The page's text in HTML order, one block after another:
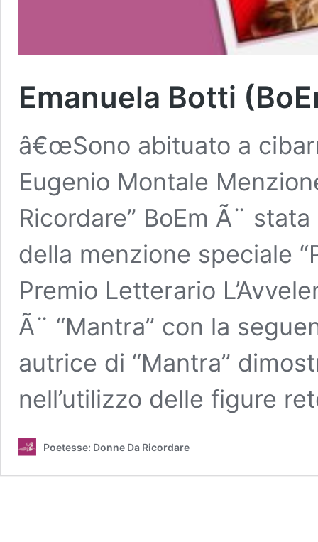
Emanuela Botti
â€œSono abituato a
Eugenio Montale
Ricordare” BoEm Ã¨
della menzione speciale
Premio Letterario
Ã¨ “Mantra” con la
autrice di “Mantra”
nell’utilizzo delle figure
Poetesse: Donne Da Ricordare